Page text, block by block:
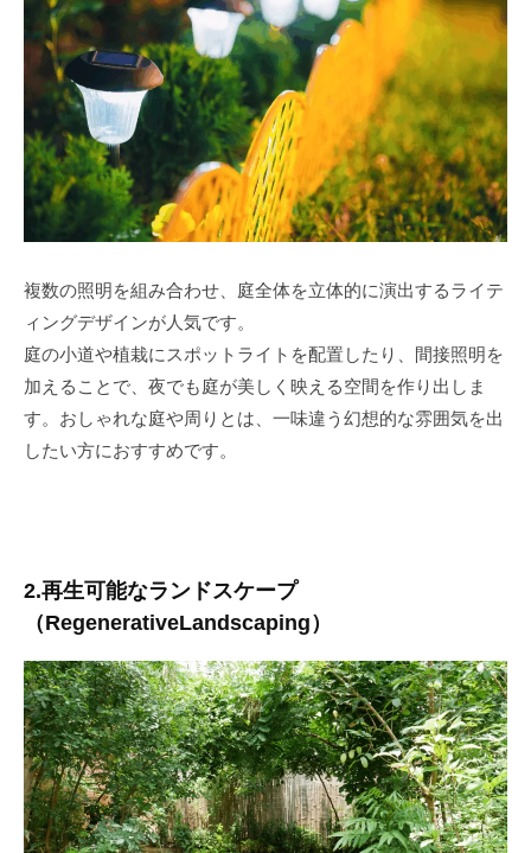
複数の照明を組み合わせ、庭全体を立体的に演出するライテ
ィングデザインが人気です。
庭の小道や植栽にスポットライトを配置したり、間接照明を
加えることで、夜でも庭が美しく映える空間を作り出しま
す。おしゃれな庭や周りとは、一味違う幻想的な雰囲気を出
したい方におすすめです。
2.再生可能なランドスケープ
（RegenerativeLandscaping）